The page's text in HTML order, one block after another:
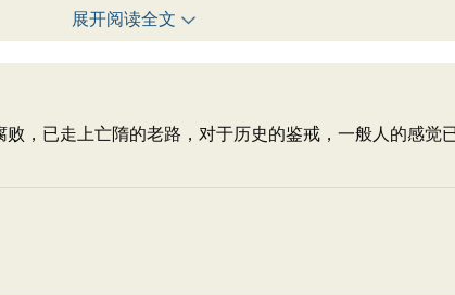
展开阅读全文
，已走上亡隋的老路，对于历史的鉴戒，一般人的感觉